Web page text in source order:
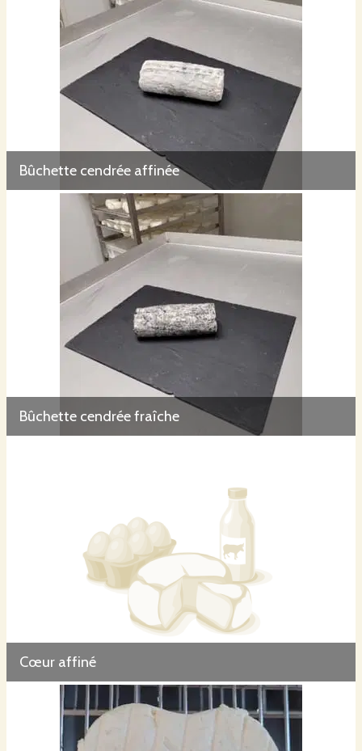
Bûchette cendrée affinée
Bûchette cendrée fraîche
Cœur affiné